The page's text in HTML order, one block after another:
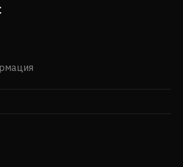
районе Гонконга. China
International Investment Limited
компанией China Development
Holdings Limited.